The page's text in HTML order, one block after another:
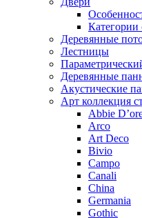
Категории
Деревянные
Лестницы
Деревянные
Акустические
Арт коллекция
Abbie
Arco
Art Deco
Bivio
Campo
Canali
China
Germania
Gothic